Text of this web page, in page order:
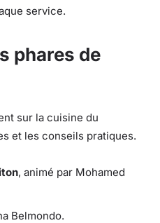
service.
phares de
sur la cuisine du
et les conseils pratiques.
, animé par Mohamed
Belmondo.